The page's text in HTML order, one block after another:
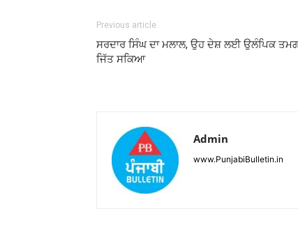
Previous article
ਸਰਦਾਰ ਸਿੰਘ ਦਾ ਮਲਾਲ, ਉਹ ਦੇਸ਼ ਲਈ ਉਲੰਪਿਕ
ਜਿੱਤ ਸਕਿਆ
Admin
www.PunjabiBulletin.in